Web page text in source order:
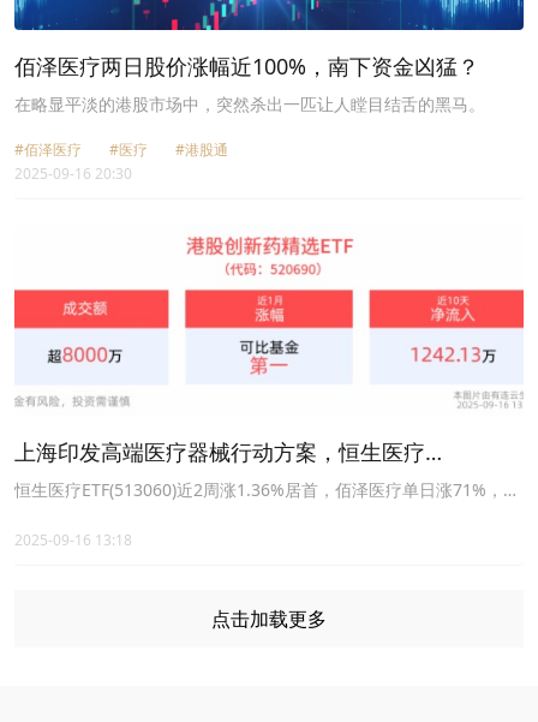
佰泽医疗两日股价涨幅近100%，南下资金凶猛？
在略显平淡的港股市场中，突然杀出一匹让人瞠目结舌的黑马。
#佰泽医疗 #医疗
#港股通
2025-09-16 20:30
上海印发高端医疗器械行动方案，恒生医疗
ETF(513060)近2周涨幅居同类首位，成分股佰泽医疗
恒生医疗ETF(513060)近2周涨1.36%居首，佰泽医疗单日涨71%，上
2025-09-16 13:18
点击加载更多